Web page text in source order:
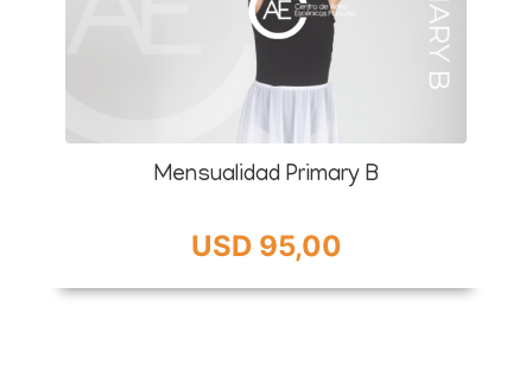
Mensualidad Primary B
USD 95,00